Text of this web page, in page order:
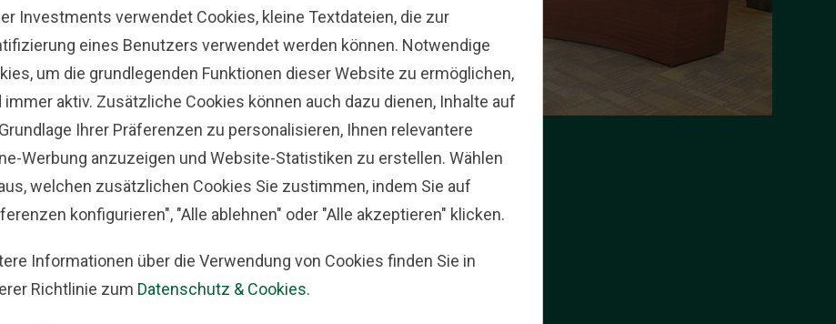
Investments verwendet Cookies, kleine Textdateien, die zur
eines Benutzers verwendet werden können. Notwendige
um die grundlegenden Funktionen dieser Website zu ermöglichen,
immer aktiv. Zusätzliche Cookies können auch dazu dienen, Inhalte auf
Ihrer Präferenzen zu personalisieren, Ihnen relevantere
Werbung anzuzeigen und Website-Statistiken zu erstellen. Wählen
welchen zusätzlichen Cookies Sie zustimmen, indem Sie auf
konfigurieren", "Alle ablehnen" oder "Alle akzeptieren" klicken.
Informationen über die Verwendung von Cookies finden Sie in
Richtlinie zum Datenschutz & Cookies.